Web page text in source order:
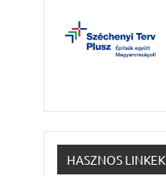
HASZNOS LINKEK